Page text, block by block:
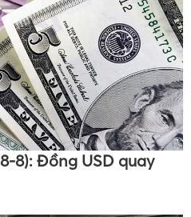
8): Đồng USD quay